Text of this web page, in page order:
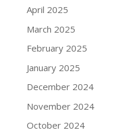
April 2025
March 2025
February 2025
January 2025
December 2024
November 2024
October 2024